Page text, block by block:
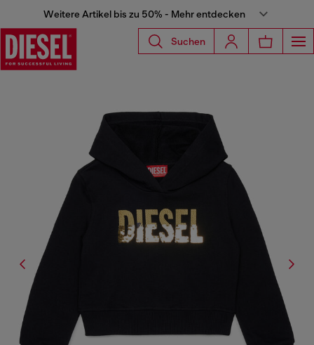
Weitere Artikel bis zu 50% - Mehr entdecken
Suchen